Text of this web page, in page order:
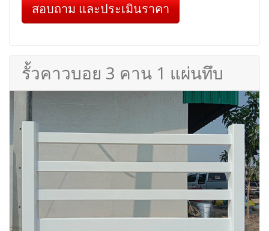
สอบถาม และประเมินราคา
รั้วคาวบอย 3 คาน 1 แผ่นทึบ